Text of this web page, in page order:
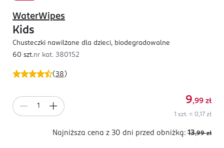
(38 )
WaterWipes
Kids
Chusteczki nawilżane dla dzieci, biodegradowalne
60 szt.nr kat. 380152
9,99 zł
1 szt. = 0,17 zł
Najniższa cena z 30 dni przed obniżką: 13,99 zł